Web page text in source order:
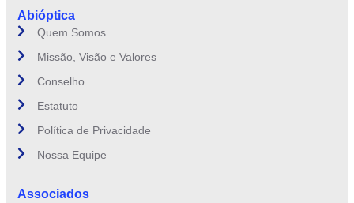
Abióptica
Quem Somos
Missão, Visão e Valores
Conselho
Estatuto
Política de Privacidade
Nossa Equipe
Associados